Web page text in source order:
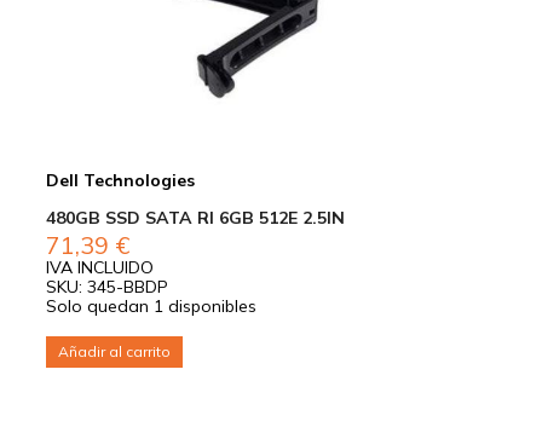
Dell Technologies
480GB SSD SATA RI 6GB 512E 2.5IN
71,39 €
IVA INCLUIDO
SKU: 345-BBDP
Solo quedan 1 disponibles
Añadir al carrito